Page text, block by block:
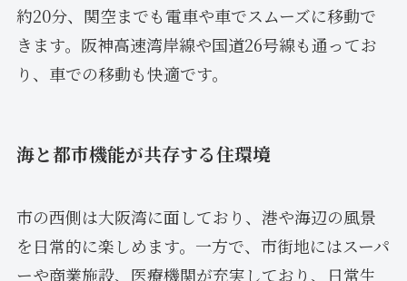
約20分、関空までも電車や車でスムーズに移動で
きます。阪神高速湾岸線や国道26号線も通ってお
り、車での移動も快適です。
海と都市機能が共存する住環境
市の西側は大阪湾に面しており、港や海辺の風景
を日常的に楽しめます。一方で、市街地にはスーパ
ーや商業施設、医療機関が充実しており、日常生